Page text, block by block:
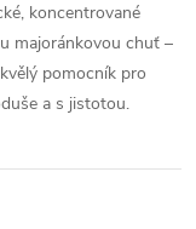
koncentrované
majoránkovou chuť –
pomocník pro
a s jistotou.